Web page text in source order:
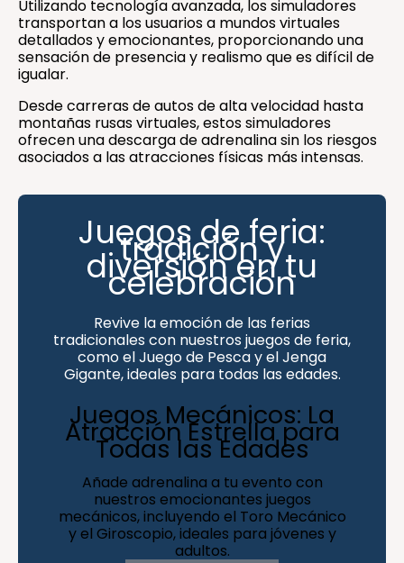
Utilizando tecnología avanzada, los simuladores
transportan a los usuarios a mundos virtuales
detallados y emocionantes, proporcionando una
sensación de presencia y realismo que es difícil de
igualar.
Desde carreras de autos de alta velocidad hasta
montañas rusas virtuales, estos simuladores
ofrecen una descarga de adrenalina sin los riesgos
asociados a las atracciones físicas más intensas.
Juegos de feria:
tradición y
diversión en tu
celebración
Revive la emoción de las ferias
tradicionales con nuestros juegos de feria,
como el Juego de Pesca y el Jenga
Gigante, ideales para todas las edades.
Juegos Mecánicos: La
Atracción Estrella para
Todas las Edades
Añade adrenalina a tu evento con
nuestros emocionantes juegos
mecánicos, incluyendo el Toro Mecánico
y el Giroscopio, ideales para jóvenes y
adultos.